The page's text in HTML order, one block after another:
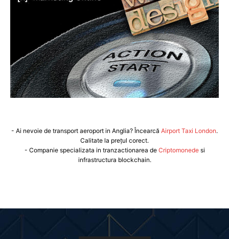
- Ai nevoie de transport aeroport in Anglia? Încearcă Airport Taxi London.
Calitate la prețul corect.
- Companie specializata in tranzactionarea de Criptomonedesi
infrastructura blockchain.